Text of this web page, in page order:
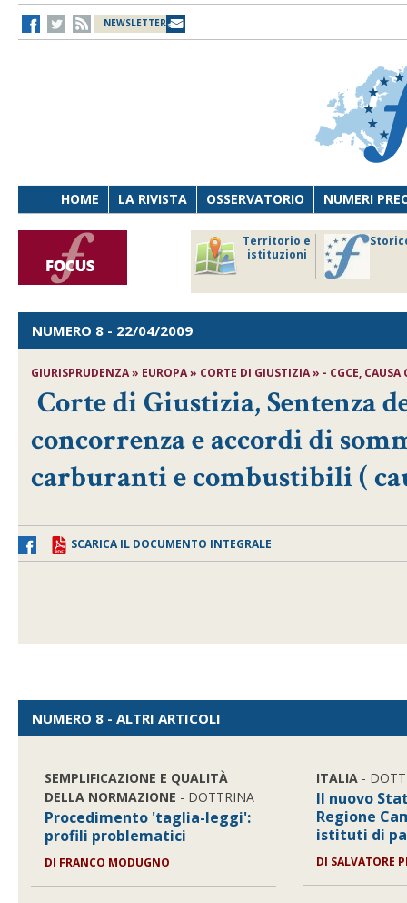
NEWSLETTER
HOME LA RIVISTA OSSERVATORIO NUMERI
Territorio e
istituzioni
NUMERO 8 - 22/04/2009
GIURISPRUDENZA » EUROPA » CORTE DI GIUSTIZIA » - CGCE, CAUSA
Corte di Giustizia, Sentenza
concorrenza e accordi di
carburanti e combustibili (
SCARICA IL DOCUMENTO INTEGRALE
NUMERO 8 - ALTRI ARTICOLI
SEMPLIFICAZIONE E QUALITÀ
DELLA NORMAZIONE - DOTTRINA
Procedimento 'taglia-leggi':
profili problematici
DI FRANCO MODUGNO
ITALIA -
Il nuovo
Regione
istituti di
DI SALVATORE